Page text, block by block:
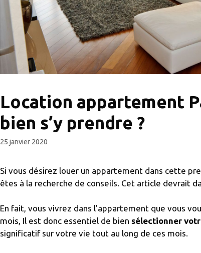
Location appartement
bien s’y prendre ?
25 janvier 2020
Si vous désirez louer un appartement dans cette
êtes à la recherche de conseils. Cet article devrait
En fait, vous vivrez dans l’appartement que vous
mois, Il est donc essentiel de bien sélectionner
significatif sur votre vie tout au long de ces mois.